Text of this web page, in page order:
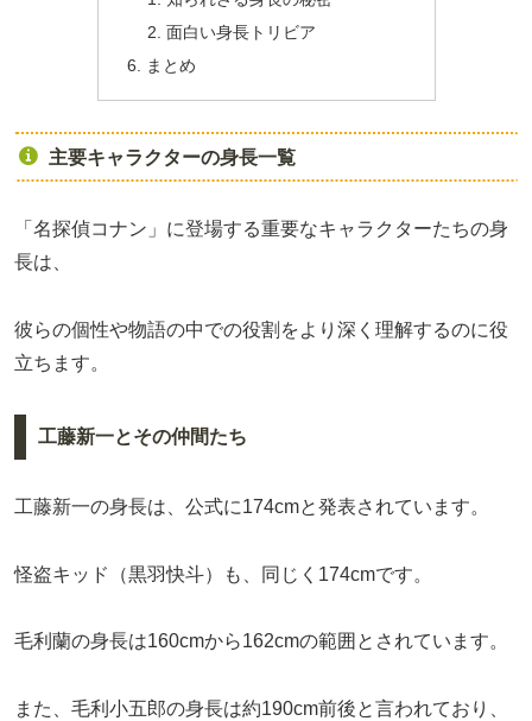
面白い身長トリビア
まとめ
主要キャラクターの身長一覧
「名探偵コナン」に登場する重要なキャラクターたちの身
長は、
彼らの個性や物語の中での役割をより深く理解するのに役
立ちます。
工藤新一とその仲間たち
工藤新一の身長は、公式に174cmと発表されています。
怪盗キッド（黒羽快斗）も、同じく174cmです。
毛利蘭の身長は160cmから162cmの範囲とされています。
また、毛利小五郎の身長は約190cm前後と言われており、